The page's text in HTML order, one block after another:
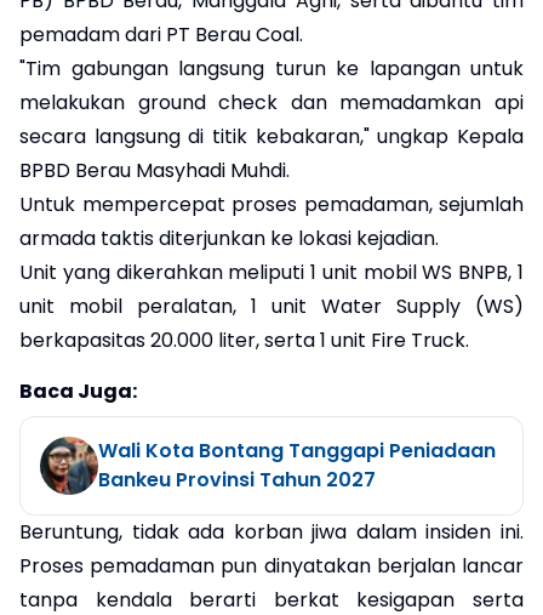
pemadam dari PT Berau Coal.
"Tim gabungan langsung turun ke lapangan untuk
melakukan ground check dan memadamkan api
secara langsung di titik kebakaran," ungkap Kepala
BPBD Berau Masyhadi Muhdi.
​Untuk mempercepat proses pemadaman, sejumlah
armada taktis diterjunkan ke lokasi kejadian.
Unit yang dikerahkan meliputi 1 unit mobil WS BNPB, 1
unit mobil peralatan, 1 unit Water Supply (WS)
berkapasitas 20.000 liter, serta 1 unit Fire Truck.
Baca Juga:
Wali Kota Bontang Tanggapi Peniadaan
Bankeu Provinsi Tahun 2027
​Beruntung, tidak ada korban jiwa dalam insiden ini.
Proses pemadaman pun dinyatakan berjalan lancar
tanpa kendala berarti berkat kesigapan serta